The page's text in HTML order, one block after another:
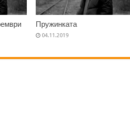
Пружинката
04.11.2019